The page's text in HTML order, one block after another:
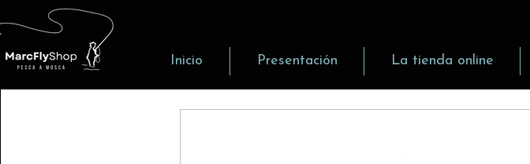
Inicio Presentación La tienda online